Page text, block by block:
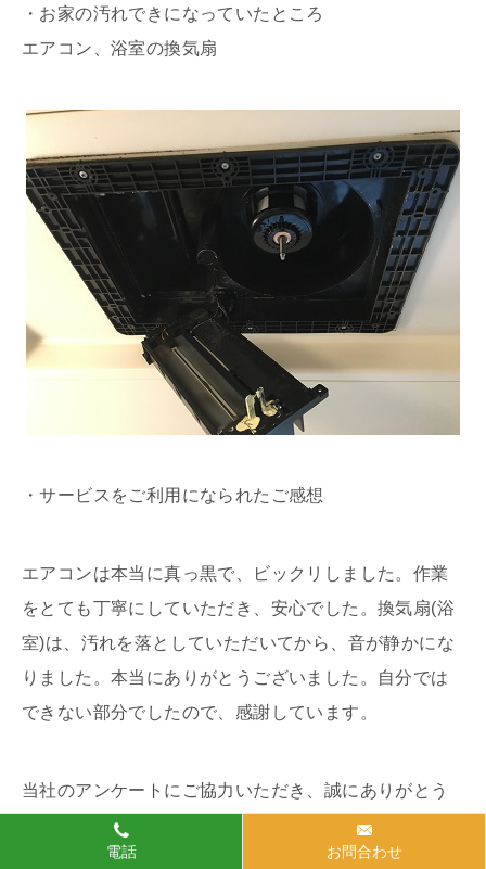
・お家の汚れできになっていたところ
エアコン、浴室の換気扇
・サービスをご利用になられたご感想
エアコンは本当に真っ黒で、ビックリしました。作業
をとても丁寧にしていただき、安心でした。換気扇(浴
室)は、汚れを落としていただいてから、音が静かにな
りました。本当にありがとうございました。自分では
できない部分でしたので、感謝しています。
当社のアンケートにご協力いただき、誠にありがとう
ございました。
電話 お問合わせ